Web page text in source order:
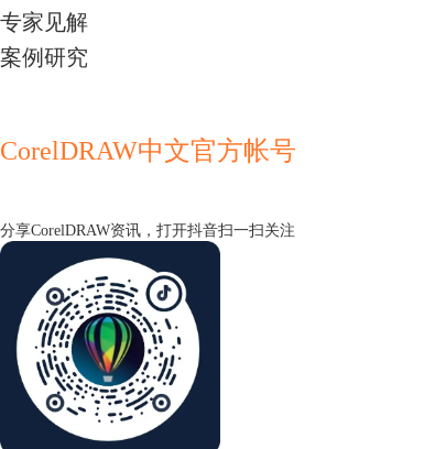
专家见解
案例研究
CorelDRAW中文官方帐号
分享CorelDRAW资讯，打开抖音扫一扫关注